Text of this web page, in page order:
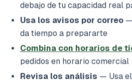
debajo de tu capacidad real
Usa los avisos por correo
da tiempo a prepararte
Combina con horarios de
pedidos en horario comercial
Revisa los análisis — Usa